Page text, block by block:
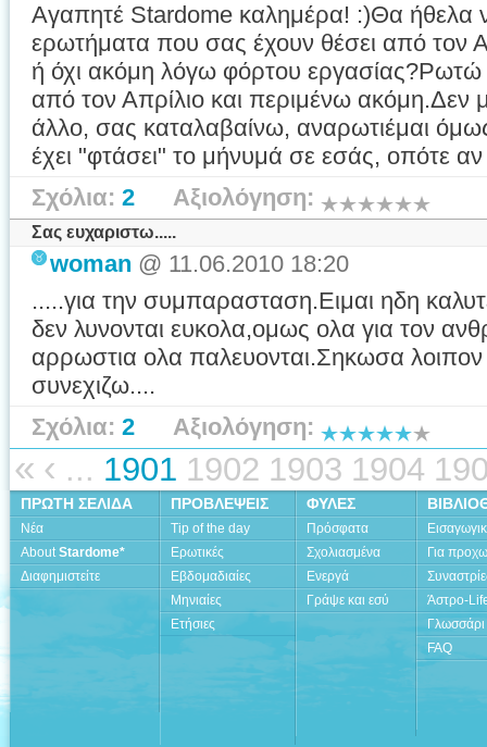
Αγαπητέ Stardome καλημέρα! :)Θα ήθελα
ερωτήματα που σας έχουν θέσει από τον
ή όχι ακόμη λόγω φόρτου εργασίας?Ρωτώ
από τον Απρίλιο και περιμένω ακόμη.Δεν
άλλο, σας καταλαβαίνω, αναρωτιέμαι
έχει "φτάσει" το μήνυμά σε εσάς, οπότε αν
Σχόλια: 2 Αξιολόγηση:
Σας ευχαριστω.....
woman @ 11.06.2010 18:20
.....για την συμπαρασταση.Ειμαι ηδη
δεν λυνονται ευκολα,ομως ολα για τον
αρρωστια ολα παλευονται.Σηκωσα
συνεχιζω....
Σχόλια: 2 Αξιολόγηση:
« ‹ ... 1901 1902 1903 1904
ΠΡΩΤΗ ΣΕΛΙΔΑ
Νέα
AboutStardome*
Διαφημιστείτε
ΠΡΟΒΛΕΨΕΙΣ
Tip of the day
Ερωτικές
Εβδομαδιαίες
Μηνιαίες
Ετήσιες
ΦΥΛΕΣ
Πρόσφατα
Σχολιασμένα
Ενεργά
Γράψε και εσύ
Για
Άστρο-
Γλωσσάρι
FAQ